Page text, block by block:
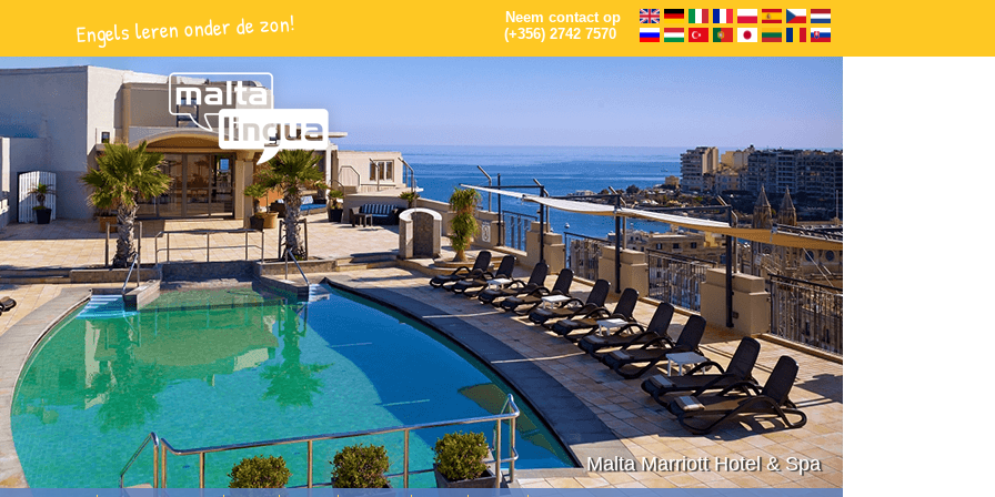
Engels leren onder de zon!
Neem contact op
(+356) 2742 7570
Malta Marriott Hotel & Spa